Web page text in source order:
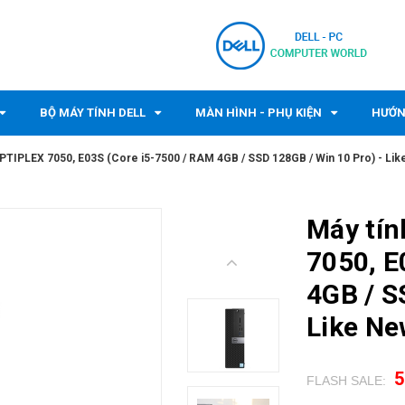
BỘ MÁY TÍNH DELL MÀN HÌNH - PHỤ KIỆN
7050, E03S (Core i5-7500 / RAM 4GB / SSD 128GB / Win 10 Pro) -
Máy
7050,
4GB /
Like
FLASH SALE: